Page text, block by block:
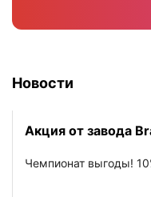
Новости
Акция от завода
Чемпионат выгоды!